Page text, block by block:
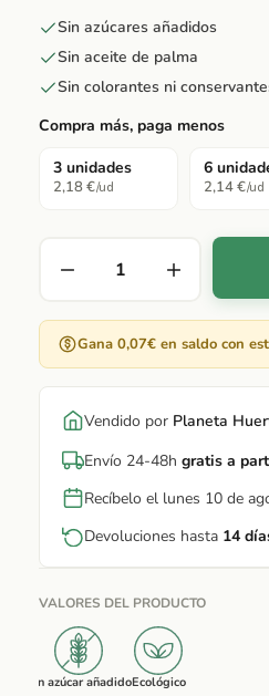
Sin azúcares añadidos
Sin aceite de palma
Sin colorantes ni
Compra más, paga menos
3 unidades
2,18 €/ud
6
2,14 €/ud
Gana 0,07€ en saldo con
Vendido por Planeta
Envío 24-48h gratis a
Recíbelo el lunes 10 de
Devoluciones hasta 14
VALORES DEL PRODUCTO
Sin azúcar añadidoEcológico